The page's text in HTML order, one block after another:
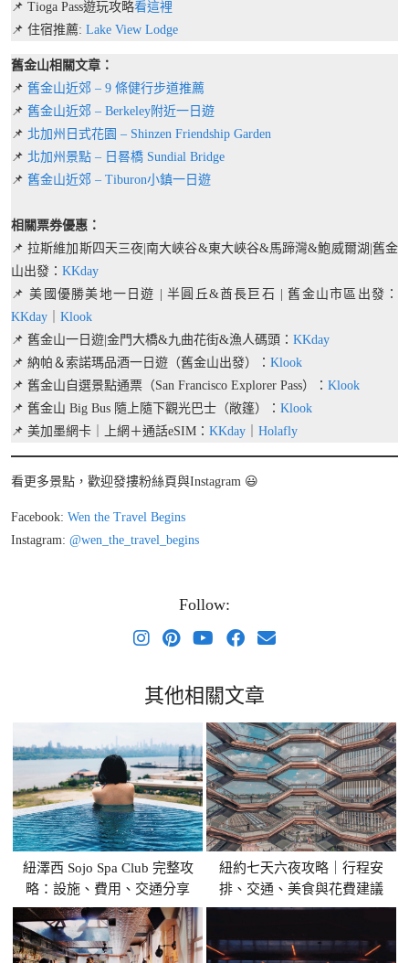
📌 Tioga Pass遊玩攻略看這裡
📌 住宿推薦: Lake View Lodge
舊金山相關文章：
📌 舊金山近郊 – 9 條健行步道推薦
📌 舊金山近郊 – Berkeley附近一日遊
📌 北加州日式花園 – Shinzen Friendship Garden
📌 北加州景點 – 日晷橋 Sundial Bridge
📌 舊金山近郊 – Tiburon小鎮一日遊
相關票券優惠：
📌 拉斯維加斯四天三夜|南大峽谷&東大峽谷&馬蹄灣&鮑威爾湖|舊金
山出發： KKday
📌 美國優勝美地一日遊 | 半圓丘&酋長巨石 | 舊金山市區出發：
KKday
Klook
📌 舊金山一日遊|金門大橋&九曲花街&漁人碼頭： KKday
📌 納帕＆索諾瑪品酒一日遊（舊金山出發）： Klook
📌 舊金山自選景點通票（San Francisco Explorer Pass）： Klook
📌 舊金山 Big Bus 隨上隨下觀光巴士（敞篷）： Klook
📌 美加墨網卡｜上網＋通話eSIM： KKday Holafly
看更多景點，歡迎發摟粉絲頁與Instagram 😃
Facebook: Wen the Travel Begins
Instagram: @wen_the_travel_begins
Follow:
其他相關文章
紐澤西 Sojo Spa Club 完整攻
略：設施、費用、交通分享
紐約七天六夜攻略｜行程安
排、交通、美食與花費建議